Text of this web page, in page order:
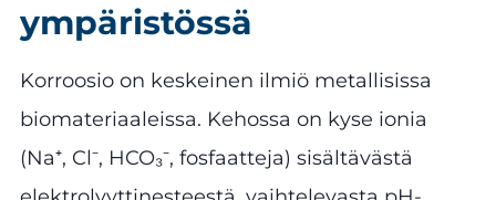
ympäristössä
Korroosio on keskeinen ilmiö metallisissa
biomateriaaleissa. Kehossa on kyse ionia
(Na⁺, Cl⁻, HCO₃⁻, fosfaatteja) sisältävästä